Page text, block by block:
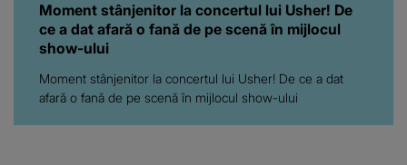
Moment stânjenitor la concertul lui Usher! De
ce a dat afară o fană de pe scenă în mijlocul
show-ului
Moment stânjenitor la concertul lui Usher! De ce a dat
afară o fană de pe scenă în mijlocul show-ului